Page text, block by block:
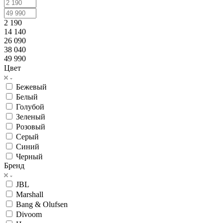
2 190
14 140
26 090
38 040
49 990
Цвет
Бежевый
Белый
Голубой
Зеленый
Розовый
Серый
Синий
Черный
Бренд
JBL
Marshall
Bang & Olufsen
Divoom